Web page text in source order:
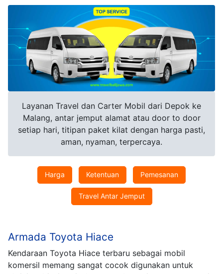
Layanan Travel dan Carter Mobil dari Depok ke
Malang, antar jemput alamat atau door to door
setiap hari, titipan paket kilat dengan harga pasti,
aman, nyaman, terpercaya.
Harga Ketentuan Pemesanan
Travel Antar Jemput
Armada Toyota Hiace
Kendaraan Toyota Hiace terbaru sebagai mobil
komersil memang sangat cocok digunakan untuk